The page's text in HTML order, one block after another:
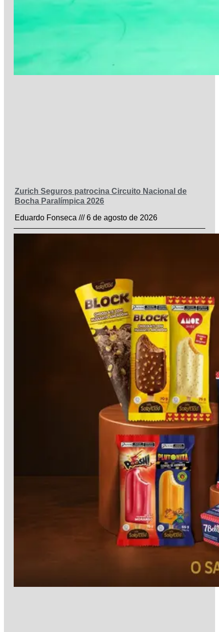
Zurich Seguros patrocina Circuito Nacional de
Bocha Paralímpica 2026
Eduardo Fonseca
6 de agosto de 2026